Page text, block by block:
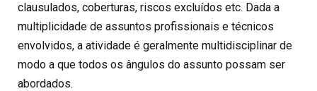
clausulados, coberturas, riscos excluídos etc. Dada a
multiplicidade de assuntos profissionais e técnicos
envolvidos, a atividade é geralmente multidisciplinar de
modo a que todos os ângulos do assunto possam ser
abordados.